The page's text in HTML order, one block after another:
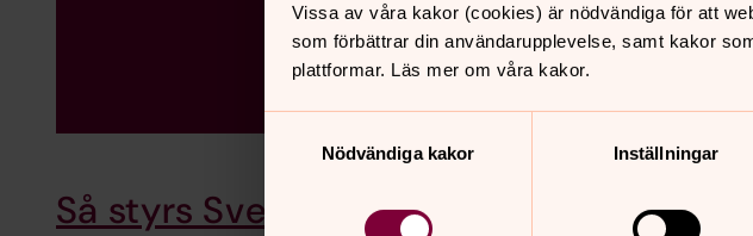
Vissa av våra kakor (cookies) är nödvändiga för att
som förbättrar din användarupplevelse, samt kakor
plattformar. Läs mer om våra kakor.
Nödvändiga kakor
Inställningar
Så styrs Svenska kyrkan